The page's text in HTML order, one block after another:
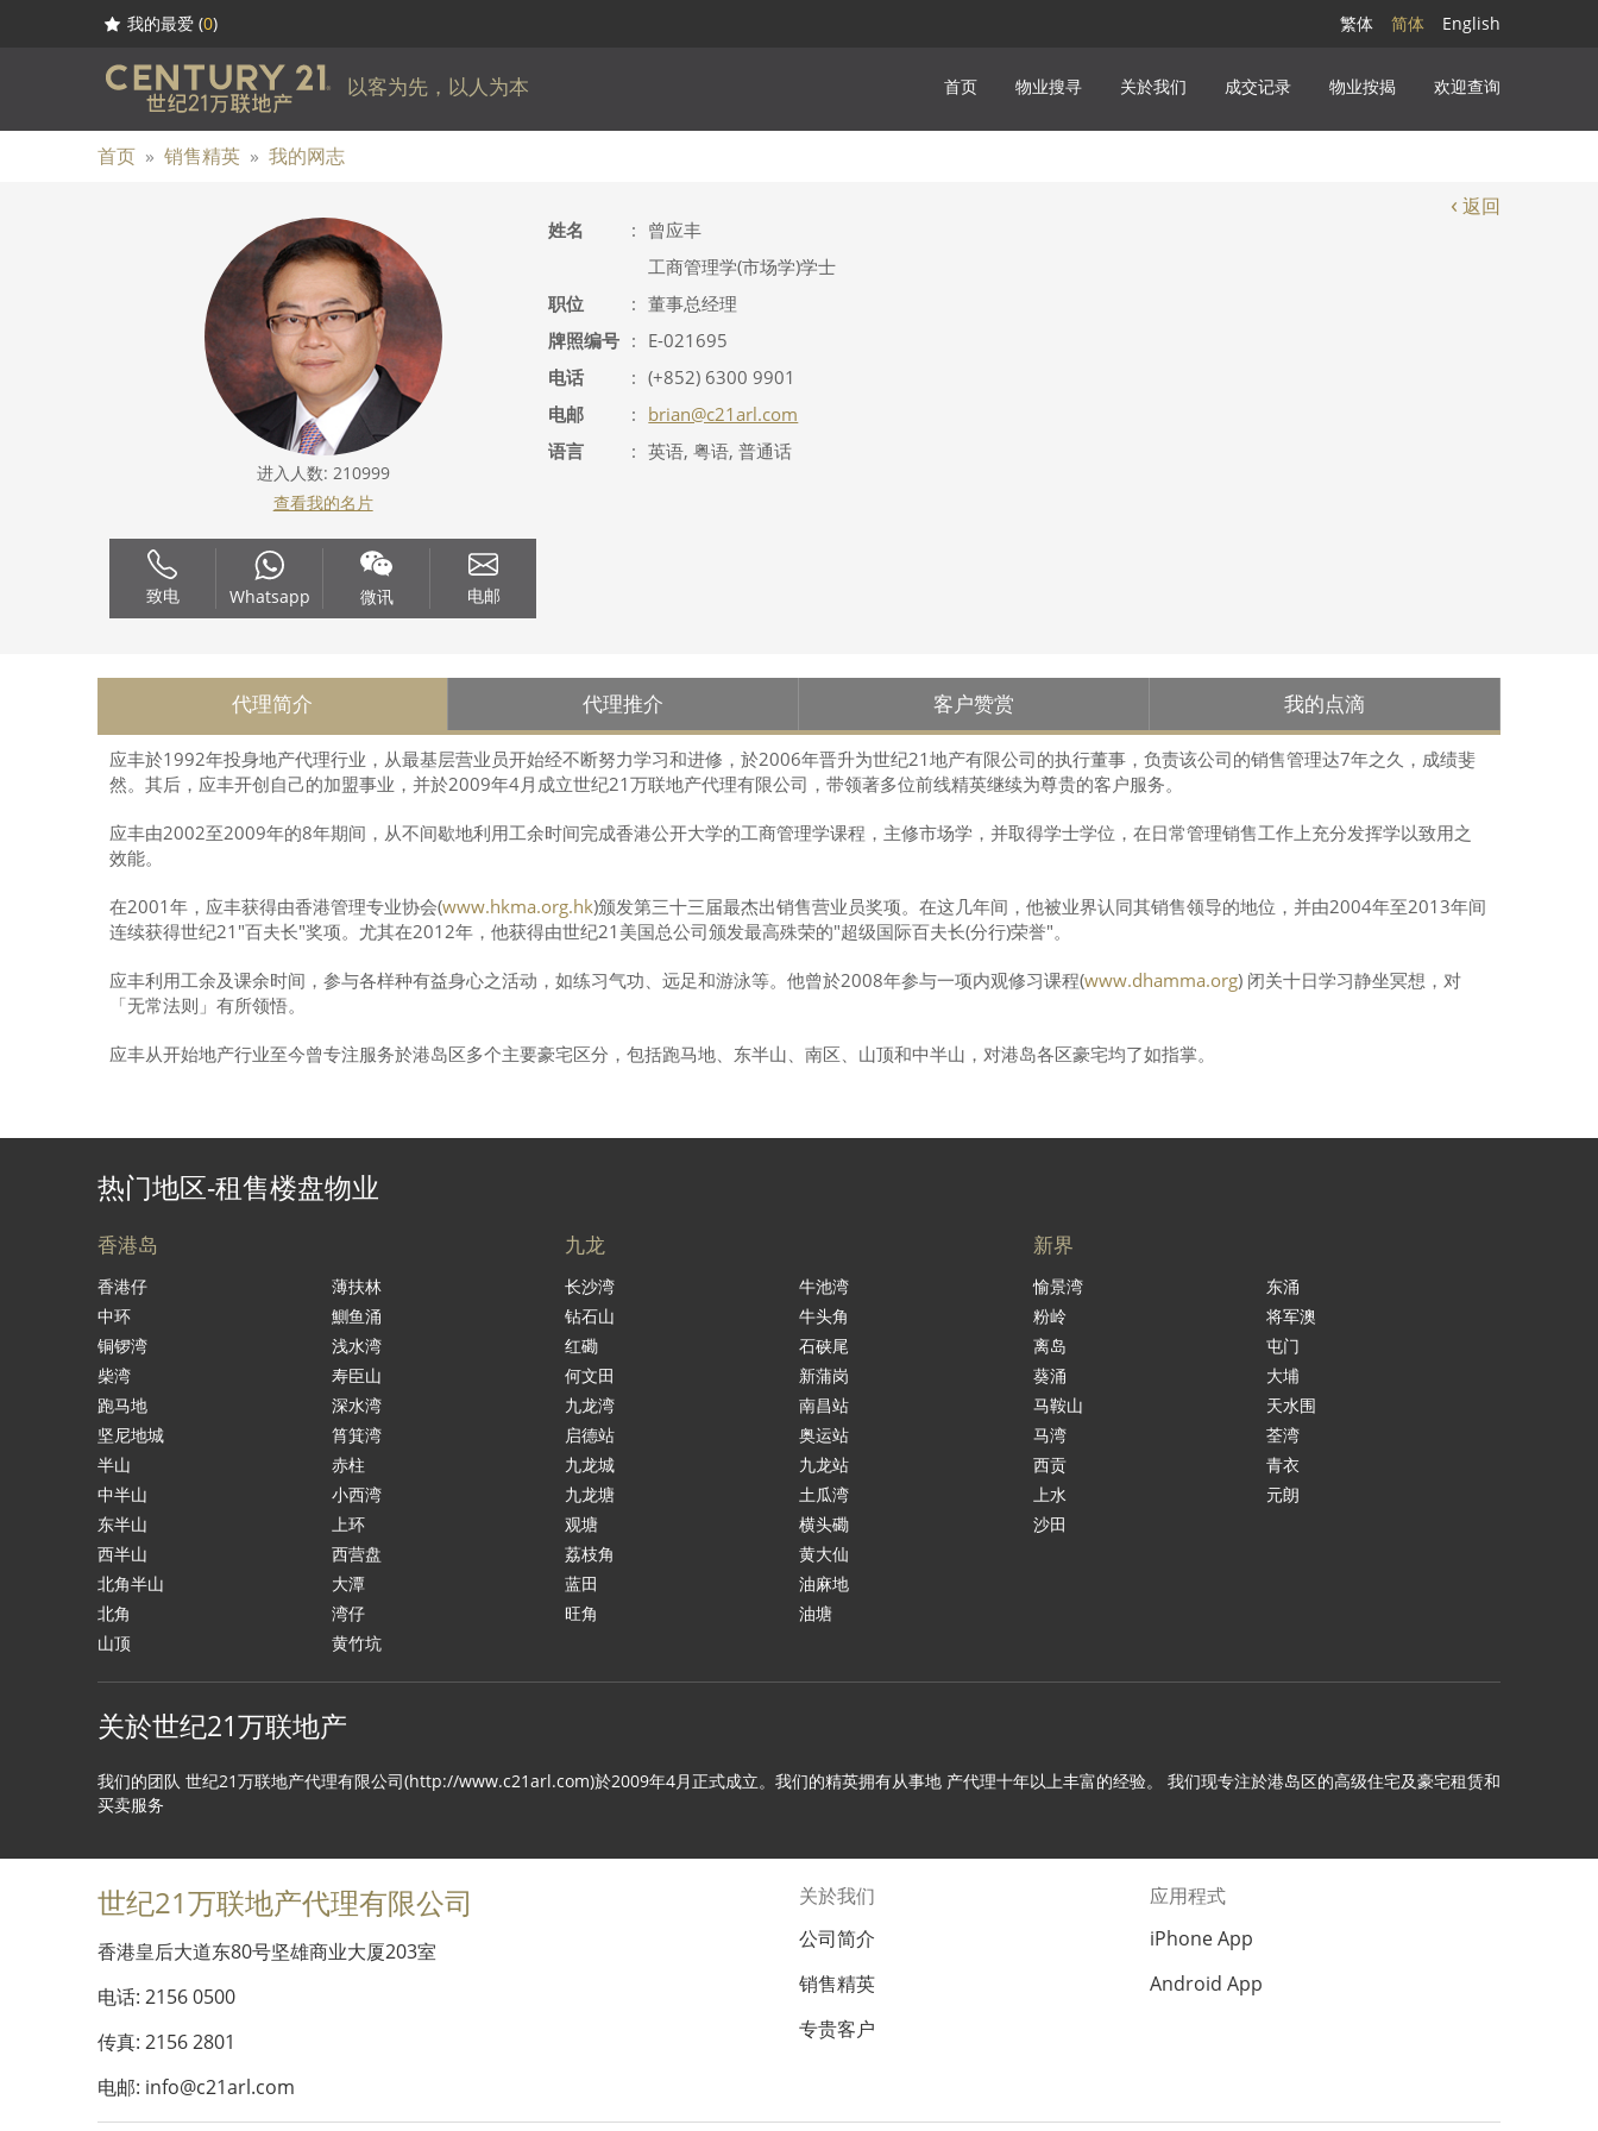
我的最爱 (0) 繁体 简体 English
以客为先，以人为本 首页 物业搜寻 关於我们 成交记录 物业按揭 欢迎查询
首页 » 销售精英 » 我的网志
‹ 返回
进入人数: 210999
查看我的名片
致电 Whatsapp 微讯 电邮
姓名 : 曾应丰
工商管理学(市场学)学士
职位
: 董事总经理
牌照编号 : E-021695
电话
: (+852) 6300 9901
电邮
: brian@c21arl.com
语言
: 英语, 粤语, 普通话
代理简介 代理推介 客户赞赏 我的点滴
应丰於1992年投身地产代理行业，从最基层营业员开始经不断努力学习和进修，於2006年晋升为世纪21地产有限公司的执行董事，负责该公司的销售管理达7年之久，成绩斐
然。其后，应丰开创自己的加盟事业，并於2009年4月成立世纪21万联地产代理有限公司，带领著多位前线精英继续为尊贵的客户服务。
应丰由2002至2009年的8年期间，从不间歇地利用工余时间完成香港公开大学的工商管理学课程，主修市场学，并取得学士学位，在日常管理销售工作上充分发挥学以致用之
效能。
在2001年，应丰获得由香港管理专业协会(www.hkma.org.hk)颁发第三十三届最杰出销售营业员奖项。在这几年间，他被业界认同其销售领导的地位，并由2004年至2013年间
连续获得世纪21"百夫长"奖项。尤其在2012年，他获得由世纪21美国总公司颁发最高殊荣的"超级国际百夫长(分行)荣誉"。
应丰利用工余及课余时间，参与各样种有益身心之活动，如练习气功、远足和游泳等。他曾於2008年参与一项内观修习课程(www.dhamma.org) 闭关十日学习静坐冥想，对
「无常法则」有所领悟。
应丰从开始地产行业至今曾专注服务於港岛区多个主要豪宅区分，包括跑马地、东半山、南区、山顶和中半山，对港岛各区豪宅均了如指掌。
热门地区-租售楼盘物业
香港岛
香港仔
中环
铜锣湾
柴湾
跑马地
坚尼地城
半山
中半山
东半山
西半山
北角半山
北角
山顶
薄扶林
鰂鱼涌
浅水湾
寿臣山
深水湾
筲箕湾
赤柱
小西湾
上环
西营盘
大潭
湾仔
黄竹坑
九龙
长沙湾
钻石山
红磡
何文田
九龙湾
启德站
九龙城
九龙塘
观塘
荔枝角
蓝田
旺角
牛池湾
牛头角
石硖尾
新蒲岗
南昌站
奥运站
九龙站
土瓜湾
横头磡
黄大仙
油麻地
油塘
新界
愉景湾
粉岭
离岛
葵涌
马鞍山
马湾
西贡
上水
沙田
东涌
将军澳
屯门
大埔
天水围
荃湾
青衣
元朗
关於世纪21万联地产
我们的团队 世纪21万联地产代理有限公司(http://www.c21arl.com)於2009年4月正式成立。我们的精英拥有从事地 产代理十年以上丰富的经验。 我们现专注於港岛区的高级住宅及豪宅租赁和
买卖服务
世纪21万联地产代理有限公司
香港皇后大道东80号坚雄商业大厦203室
电话: 2156 0500
传真: 2156 2801
电邮: info@c21arl.com
关於我们
公司简介
销售精英
专贵客户
应用程式
iPhone App
Android App